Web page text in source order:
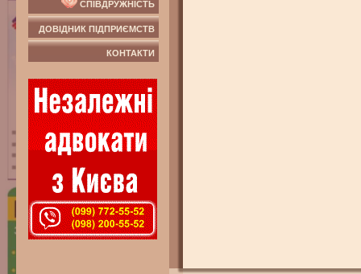
СПІВДРУЖНІСТЬ
ДОВІДНИК ПІДПРИЄМСТВ
КОНТАКТИ